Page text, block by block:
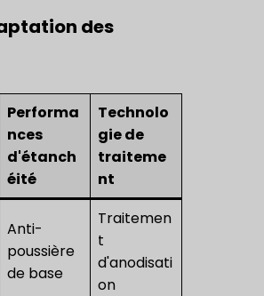
des
Performa
nces
d'étanch
éité
Technolo
gie de
traiteme
nt
Anti-
poussière
de base
Traitemen
t
d'anodisati
on